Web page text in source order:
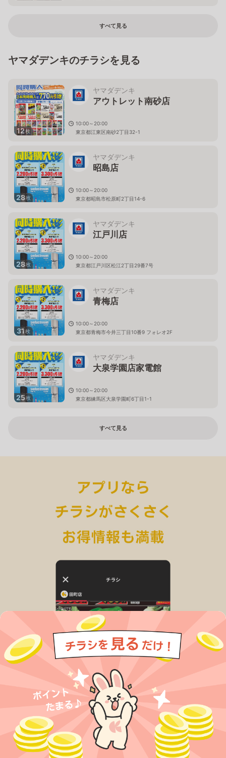
すべて見る
ヤマダデンキのチラシを見る
12枚
ヤマダデンキ
アウトレット南砂店
10:00～20:00
東京都江東区南砂2丁目32-1
28枚
ヤマダデンキ
昭島店
10:00～20:00
東京都昭島市松原町2丁目14-6
28枚
ヤマダデンキ
江戸川店
10:00～20:00
東京都江戸川区松江2丁目29番7号
31枚
ヤマダデンキ
青梅店
10:00～20:00
東京都青梅市今井三丁目10番9 フォレオ2F
25枚
ヤマダデンキ
大泉学園店家電館
10:00～20:00
東京都練馬区大泉学園町6丁目1-1
すべて見る